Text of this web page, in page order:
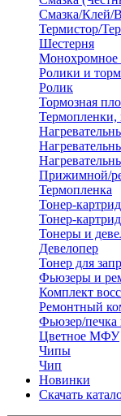
Смазка/Клей/
Термистор/
Шестерня
Ролики и
Ролик
Тормозная
Термопленки,
Прижимной/
Термопленка
Тонер-
Тонер-
Тонеры и
Девелопер
Тонер для
Фьюзеры и
Комплект
Ремонтный
Фьюзер/печка
Цветное МФУ
Чипы
Чип
Новинки
Скачать